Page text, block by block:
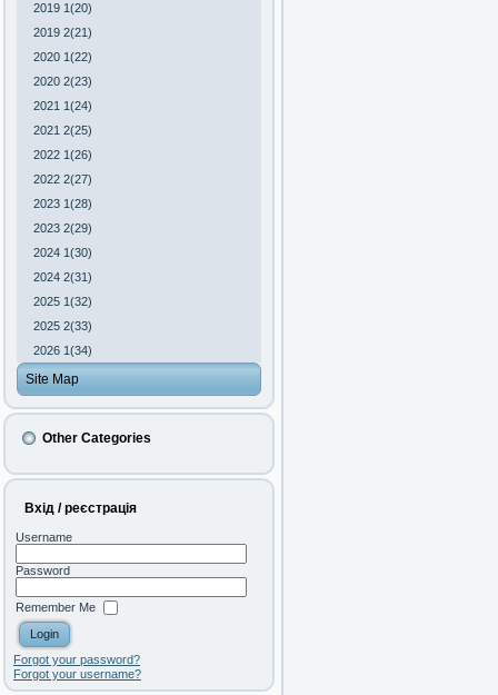
2019 1(20)
2019 2(21)
2020 1(22)
2020 2(23)
2021 1(24)
2021 2(25)
2022 1(26)
2022 2(27)
2023 1(28)
2023 2(29)
2024 1(30)
2024 2(31)
2025 1(32)
2025 2(33)
2026 1(34)
Site Map
Other Categories
Вхід / реєстрація
Username
Password
Remember Me
Forgot your password?
Forgot your username?